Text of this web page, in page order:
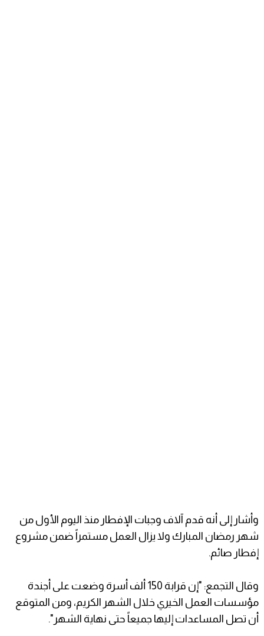
وأشار إلى أنه قدم آلاف وجبات الإفطار منذ اليوم الأول من
شهر رمضان المبارك ولا يزال العمل مستمراً ضمن مشروع
إفطار صائم.
وقال التجمع: "إن قرابة 150 ألف أسرة وضعت على أجندة
مؤسسات العمل الخيري خلال الشهر الكريم، ومن المتوقع
أن تصل المساعدات إليها جميعاً حتى نهاية الشهر".